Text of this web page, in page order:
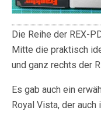
Die Reihe der REX-
Mitte die praktisch
und ganz rechts der
Es gab auch ein
Royal Vista, der